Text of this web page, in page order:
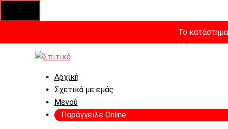
X
Το
Αρχική
Σχετικά με εμάς
Μενού
Παράγγειλε Online